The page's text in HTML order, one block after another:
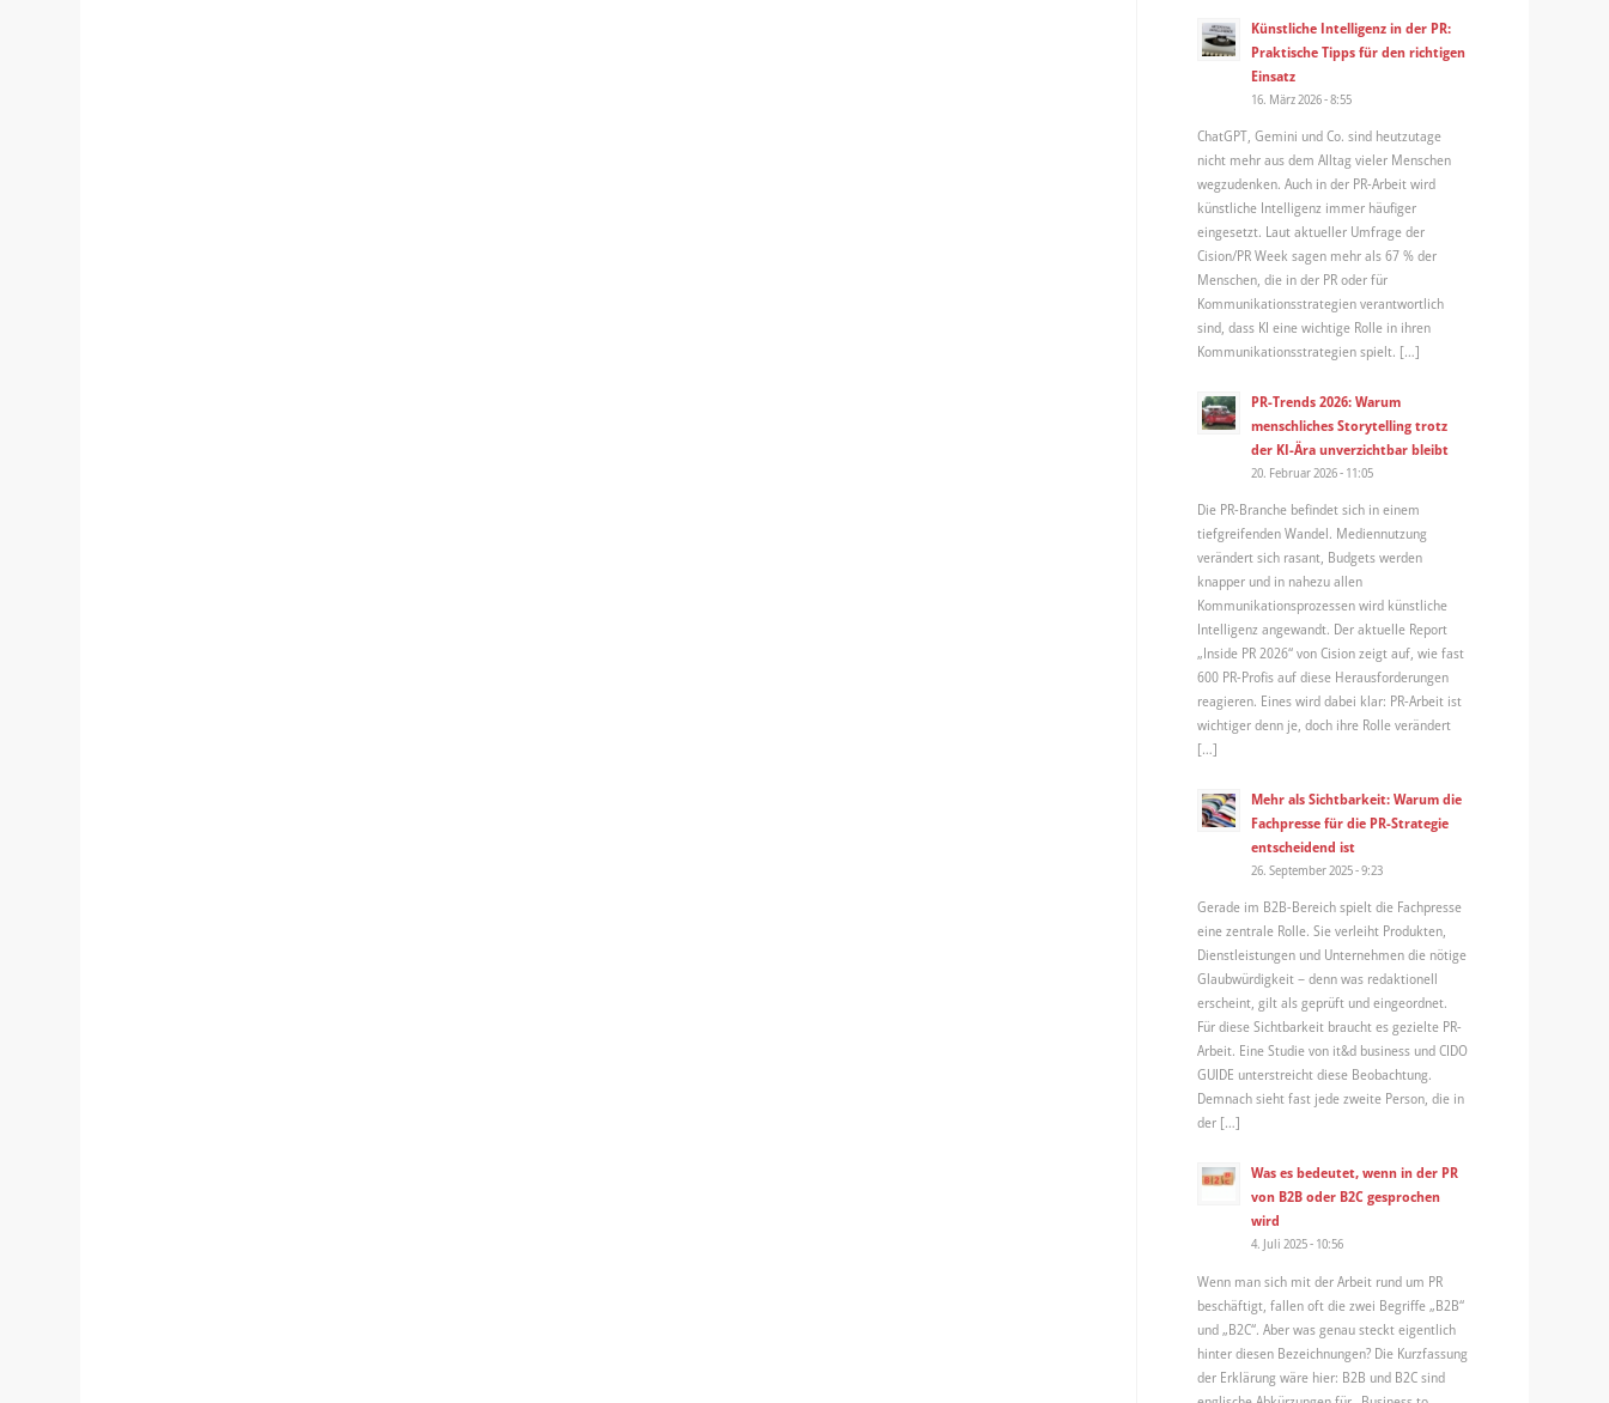
Künstliche Intelligenz in der PR:
Praktische Tipps für den richtigen
Einsatz
16. März 2026 - 8:55
ChatGPT, Gemini und Co. sind heutzutage
nicht mehr aus dem Alltag vieler Menschen
wegzudenken. Auch in der PR-Arbeit wird
künstliche Intelligenz immer häufiger
eingesetzt. Laut aktueller Umfrage der
Cision/PR Week sagen mehr als 67 % der
Menschen, die in der PR oder für
Kommunikationsstrategien verantwortlich
sind, dass KI eine wichtige Rolle in ihren
Kommunikationsstrategien spielt. […]
PR-Trends 2026: Warum
menschliches Storytelling trotz
der KI-Ära unverzichtbar bleibt
20. Februar 2026 - 11:05
Die PR-Branche befindet sich in einem
tiefgreifenden Wandel. Mediennutzung
verändert sich rasant, Budgets werden
knapper und in nahezu allen
Kommunikationsprozessen wird künstliche
Intelligenz angewandt. Der aktuelle Report
„Inside PR 2026“ von Cision zeigt auf, wie fast
600 PR-Profis auf diese Herausforderungen
reagieren. Eines wird dabei klar: PR-Arbeit ist
wichtiger denn je, doch ihre Rolle verändert
[…]
Mehr als Sichtbarkeit: Warum die
Fachpresse für die PR-Strategie
entscheidend ist
26. September 2025 - 9:23
Gerade im B2B-Bereich spielt die Fachpresse
eine zentrale Rolle. Sie verleiht Produkten,
Dienstleistungen und Unternehmen die nötige
Glaubwürdigkeit – denn was redaktionell
erscheint, gilt als geprüft und eingeordnet.
Für diese Sichtbarkeit braucht es gezielte PR-
Arbeit. Eine Studie von it&d business und CIDO
GUIDE unterstreicht diese Beobachtung.
Demnach sieht fast jede zweite Person, die in
der […]
Was es bedeutet, wenn in der PR
von B2B oder B2C gesprochen
wird
4. Juli 2025 - 10:56
Wenn man sich mit der Arbeit rund um PR
beschäftigt, fallen oft die zwei Begriffe „B2B“
und „B2C“. Aber was genau steckt eigentlich
hinter diesen Bezeichnungen? Die Kurzfassung
der Erklärung wäre hier: B2B und B2C sind